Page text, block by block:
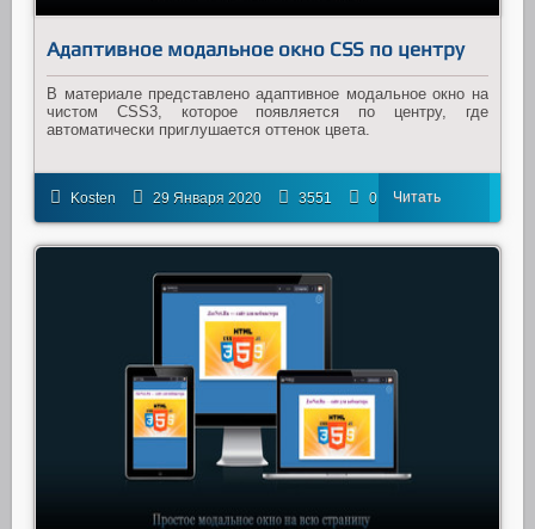
Адаптивное модальное окно CSS по центру
В материале представлено адаптивное модальное окно на
чистом CSS3, которое появляется по центру, где
автоматически приглушается оттенок цвета.
Kosten 29 Января 2020 3551 0 Читать
далее